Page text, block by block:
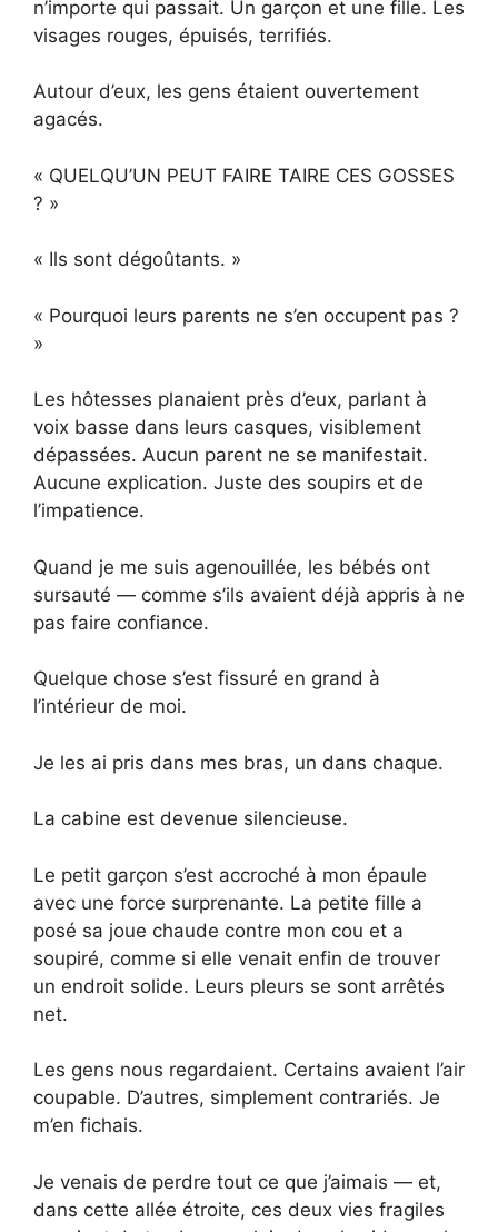
n’importe qui passait. Un garçon et une fille. Les
visages rouges, épuisés, terrifiés.
Autour d’eux, les gens étaient ouvertement
agacés.
« QUELQU’UN PEUT FAIRE TAIRE CES GOSSES
? »
« Ils sont dégoûtants. »
« Pourquoi leurs parents ne s’en occupent pas ?
»
Les hôtesses planaient près d’eux, parlant à
voix basse dans leurs casques, visiblement
dépassées. Aucun parent ne se manifestait.
Aucune explication. Juste des soupirs et de
l’impatience.
Quand je me suis agenouillée, les bébés ont
sursauté — comme s’ils avaient déjà appris à ne
pas faire confiance.
Quelque chose s’est fissuré en grand à
l’intérieur de moi.
Je les ai pris dans mes bras, un dans chaque.
La cabine est devenue silencieuse.
Le petit garçon s’est accroché à mon épaule
avec une force surprenante. La petite fille a
posé sa joue chaude contre mon cou et a
soupiré, comme si elle venait enfin de trouver
un endroit solide. Leurs pleurs se sont arrêtés
net.
Les gens nous regardaient. Certains avaient l’air
coupable. D’autres, simplement contrariés. Je
m’en fichais.
Je venais de perdre tout ce que j’aimais — et,
dans cette allée étroite, ces deux vies fragiles